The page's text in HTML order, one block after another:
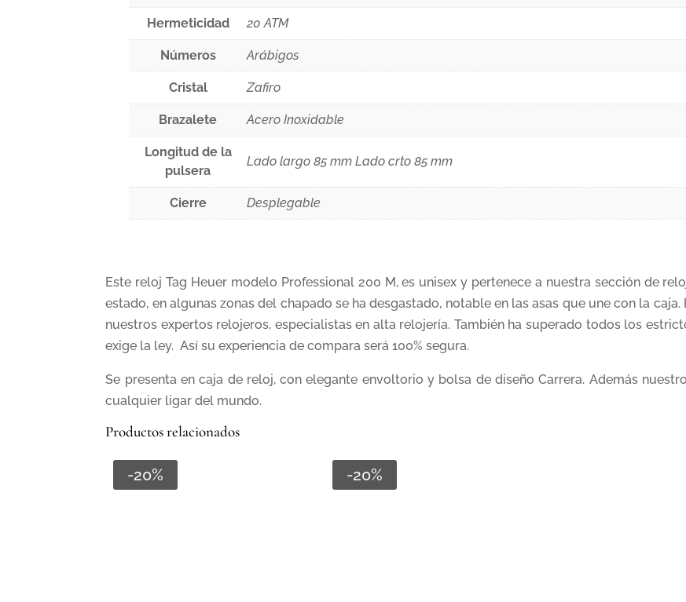
Hermeticidad 20 ATM
Números Arábigos
Cristal Zafiro
Brazalete Acero Inoxidable
Longitud de la
pulsera
Lado largo 85 mm Lado crto 85 mm
Cierre Desplegable
Este reloj Tag Heuer modelo Professional 200 M, es unisex y pertenece a nuestra sección de
estado, en algunas zonas del chapado se ha desgastado, notable en las asas que une con la
nuestros expertos relojeros, especialistas en alta relojería. También ha superado todos los
exige la ley. Así su experiencia de compara será 100% segura.
Se presenta en caja de reloj, con elegante envoltorio y bolsa de diseño Carrera. Además
cualquier ligar del mundo.
Productos relacionados
-20% -20%